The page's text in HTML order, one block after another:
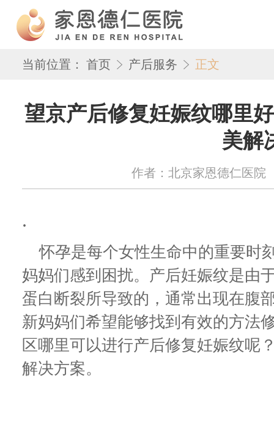
当前位置： 首页 产后服务 正文
望京产后修复妊娠纹哪里
美解
作者：北京家恩德仁医院
.
怀孕是每个女性生命中的重要时
妈妈们感到困扰。产后妊娠纹是由
蛋白断裂所导致的，通常出现在腹
新妈妈们希望能够找到有效的方法
区哪里可以进行产后修复妊娠纹呢
解决方案。